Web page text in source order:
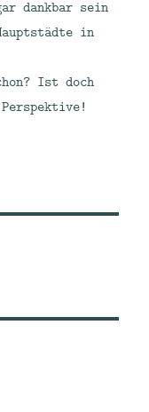
dankbar sein
in
Ist doch